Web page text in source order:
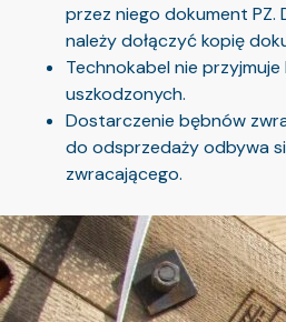
przez niego dokument PZ.
należy dołączyć kopię
Technokabel nie
uszkodzonych.
Dostarczenie bębnów
do odsprzedaży odbywa
zwracającego.